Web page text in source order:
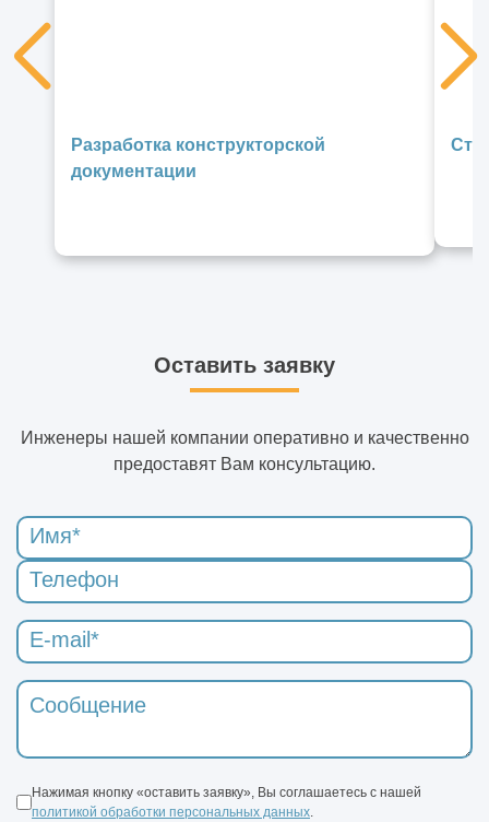
Разработка конструкторской
документации
Оставить заявку
Инженеры нашей компании оперативно и качественно
предоставят Вам консультацию.
Нажимая кнопку «оставить заявку», Вы соглашаетесь с нашей
политикой обработки персональных данных.